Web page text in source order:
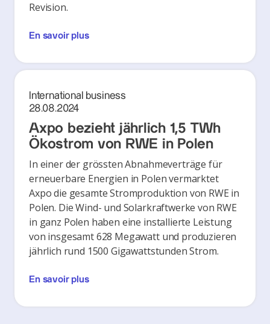
Revision.
En savoir plus
International business
28.08.2024
Axpo bezieht jährlich 1,5 TWh
Ökostrom von RWE in Polen
In einer der grössten Abnahmeverträge für
erneuerbare Energien in Polen vermarktet
Axpo die gesamte Stromproduktion von RWE in
Polen. Die Wind- und Solarkraftwerke von RWE
in ganz Polen haben eine installierte Leistung
von insgesamt 628 Megawatt und produzieren
jährlich rund 1500 Gigawattstunden Strom.
En savoir plus